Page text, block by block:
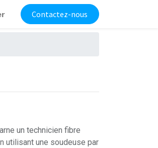
Contactez-nous
un technicien fibre
utilisant une soudeuse par